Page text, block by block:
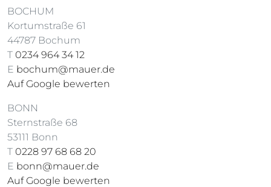
BOCHUM
Kortumstraße 61
44787 Bochum
T 0234 964 34 12
E bochum@mauer.de
Auf Google bewerten
BONN
Sternstraße 68
53111 Bonn
T 0228 97 68 68 20
E bonn@mauer.de
Auf Google bewerten